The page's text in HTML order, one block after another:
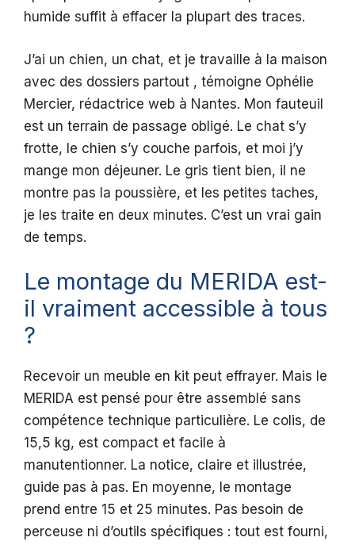
humide suffit à effacer la plupart des traces.
J’ai un chien, un chat, et je travaille à la maison
avec des dossiers partout , témoigne Ophélie
Mercier, rédactrice web à Nantes. Mon fauteuil
est un terrain de passage obligé. Le chat s’y
frotte, le chien s’y couche parfois, et moi j’y
mange mon déjeuner. Le gris tient bien, il ne
montre pas la poussière, et les petites taches,
je les traite en deux minutes. C’est un vrai gain
de temps.
Le montage du MERIDA est-
il vraiment accessible à tous
?
Recevoir un meuble en kit peut effrayer. Mais le
MERIDA est pensé pour être assemblé sans
compétence technique particulière. Le colis, de
15,5 kg, est compact et facile à
manutentionner. La notice, claire et illustrée,
guide pas à pas. En moyenne, le montage
prend entre 15 et 25 minutes. Pas besoin de
perceuse ni d’outils spécifiques : tout est fourni,